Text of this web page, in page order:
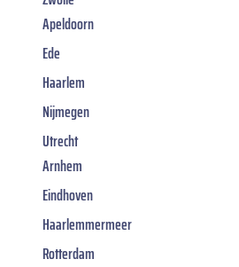
Apeldoorn
Ede
Haarlem
Nijmegen
Utrecht
Arnhem
Eindhoven
Haarlemmermeer
Rotterdam